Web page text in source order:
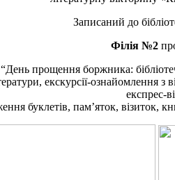
Записаний до
Філія №2
прощення боржника:
екскурсії-ознайомлення
експрес-
буклетів, пам’яток, візиток,